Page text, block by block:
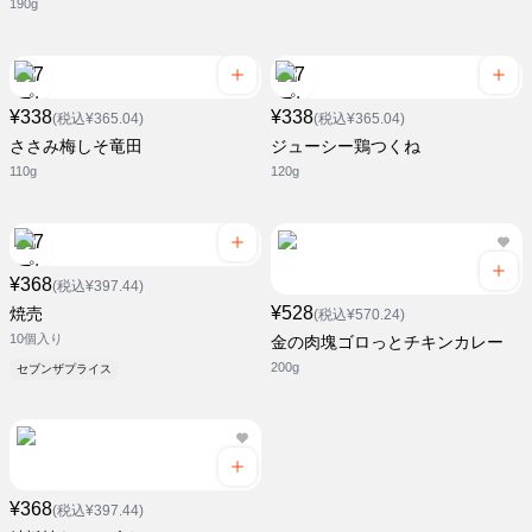
190g
¥338(税込¥365.04)
ささみ梅しそ竜田
110g
¥338(税込¥365.04)
ジューシー鶏つくね
120g
¥368(税込¥397.44)
焼売
10個入り
セブンザプライス
¥528(税込¥570.24)
金の肉塊ゴロっとチキンカレー
200g
¥368(税込¥397.44)